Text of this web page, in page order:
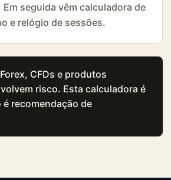
seguida vêm calculadora de
e relógio de sessões.
Forex, CFDs e produtos
risco. Esta calculadora é
recomendação de